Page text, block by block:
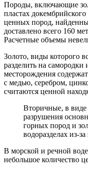
Породы, включающие
пластах
ценных пород,
доставлено всего 160
Расчетные объемы
Золото, виды которого
разделить на
месторождения
с медью, серебром,
считаются ценной
Вторичные, в
разрушения
горных пород и
водоразделах из-
В морской и речной
небольшое количество